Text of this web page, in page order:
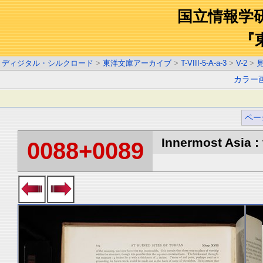
国立情報学
『
ディジタル・シルクロード > 東洋文庫アーカイブ > T-VIII-5-A-a-3 > V-2 >
カラー
ペー
0088+0089 Innermost Asia :